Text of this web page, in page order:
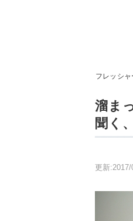
フレッシ
溜ま
聞く
更新:2017/